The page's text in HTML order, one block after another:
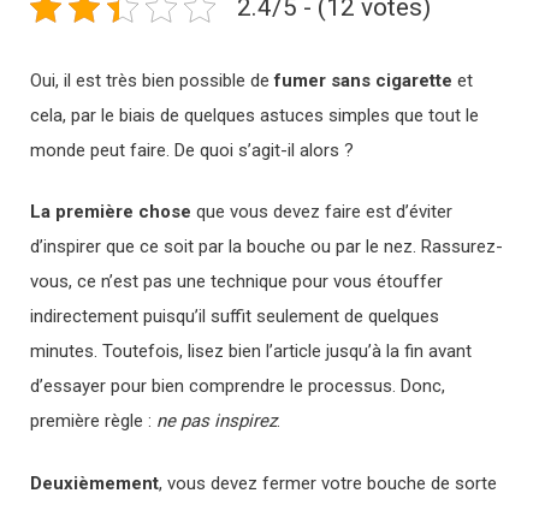
2.4/5 - (12 votes)
Oui, il est très bien possible defumer sans cigarette et
cela, par le biais de quelques astuces simples que tout le
monde peut faire. De quoi s’agit-il alors ?
La première chose que vous devez faire est d’éviter
d’inspirer que ce soit par la bouche ou par le nez. Rassurez-
vous, ce n’est pas une technique pour vous étouffer
indirectement puisqu’il suffit seulement de quelques
minutes. Toutefois, lisez bien l’article jusqu’à la fin avant
d’essayer pour bien comprendre le processus. Donc,
première règle : ne pas inspirez.
Deuxièmement, vous devez fermer votre bouche de sorte